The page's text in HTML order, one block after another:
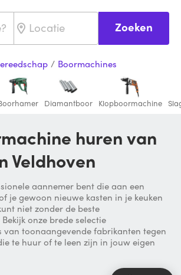
Zoeken
/ Boormachines
Diamantboor Klopboormachine
Veldhoven
aannemer bent die aan een
je gewoon nieuwe kasten in je keuken
niet zonder de beste
onze brede selectie
toonaangevende fabrikanten tegen
te huur of te leen zijn in jouw eigen